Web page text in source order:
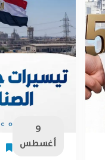
9
أغسطس